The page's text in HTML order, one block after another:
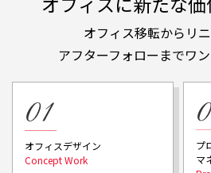
オフィス移転からリニ
アフターフォローまでワ
オフィスデザイン
プ
マ